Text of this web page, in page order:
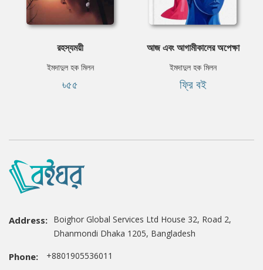
রহস্যময়ী
ইমদাদুল হক মিলন
৳৫৫
আজ এবং আগামীকালের অপেক্ষা
ইমদাদুল হক মিলন
ফ্রি বই
Address: Boighor Global Services Ltd House 32, Road 2,
Dhanmondi Dhaka 1205, Bangladesh
Phone: +8801905536011